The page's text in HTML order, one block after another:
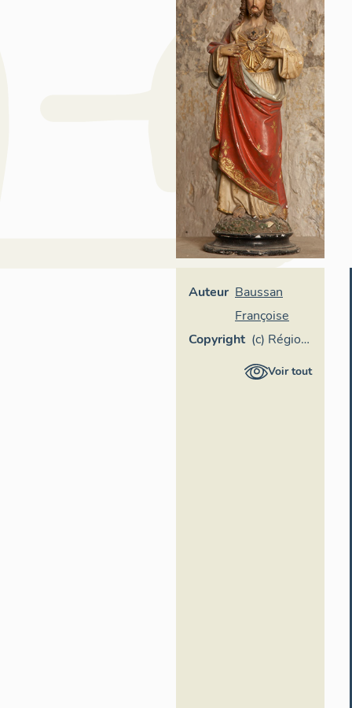
Auteur Baussan
Françoise
Copyright (c) Région
Provence-
Voir tout